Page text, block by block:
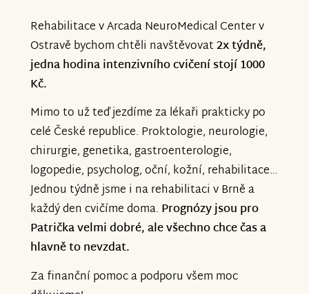
Rehabilitace v Arcada NeuroMedical Center v
Ostravě bychom chtěli navštěvovat2x týdně,
jedna hodina intenzivního cvičení stojí 1000
Kč.
Mimo to už teď jezdíme za lékaři prakticky po
celé České republice. Proktologie, neurologie,
chirurgie, genetika, gastroenterologie,
logopedie, psycholog, oční, kožní, rehabilitace…
Jednou týdně jsme i na rehabilitaci v Brně a
každý den cvičíme doma. Prognózy jsou pro
Patrička velmi dobré, ale všechno chce čas a
hlavně to nevzdat.
Za finanční pomoc a podporu všem moc